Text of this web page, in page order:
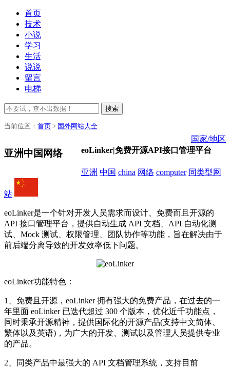
首页
技术
小说
学习
生活
说说
留言
电梯
搜索
当前位置： 首页 > 国外网站大全
亚洲中国网络
国家/地区
eoLinker|免费开源API接口管理平台
亚洲 中国 china 网络 computer 同类型网
站
eoLinker是一个针对开发人员需求而设计、免费而且开源的
API 接口管理平台，提供自动生成 API 文档、API 自动化测
试、Mock 测试、权限管理、团队协作等功能，旨在解决由于
前后端分离导致的开发效率低下问题。
eoLinker功能特色：
1、免费且开源，eoLinker 拥有强大的免费产品，在过去的一
年里面 eoLinker 已迭代超过 300 个版本，优化近千功能点，
同时秉承开源精神，提供国际化的开源产品(支持中文简体、
繁体以及英语)，为广大的开发、测试以及管理人员提供专业
的产品。
2、同类产品中最强大的 API 文档管理系统，支持目前